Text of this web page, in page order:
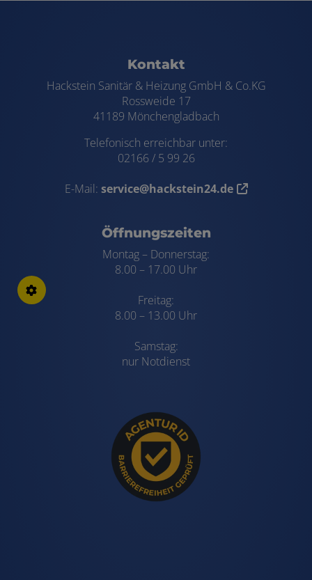
Kontakt
Hackstein Sanitär & Heizung GmbH & Co.KG
Rossweide 17
41189 Mönchengladbach
Telefonisch erreichbar unter:
02166 / 5 99 26
E-Mail: service@hackstein24.de
Öffnungszeiten
Montag – Donnerstag:
8.00 – 17.00 Uhr
Freitag:
8.00 – 13.00 Uhr
Samstag:
nur Notdienst